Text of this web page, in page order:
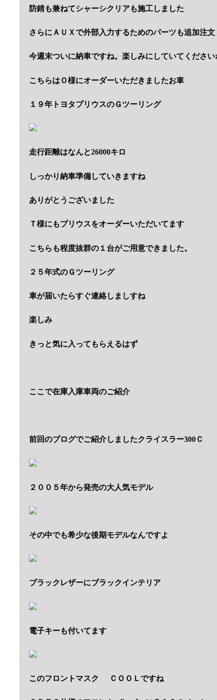
防錆も兼ねてシャーシクリアも施工しました
さらにＡＵＸで外部入力するためのパーツも追加注文
今週末ついに納車ですね。楽しみにしていてください
こちらはＯ様にオーダーいただきましたお車
１９年トヨタプリウスのＧツーリング
走行距離はなんと26000キロ
しっかり納車準備していきますね
ありがとうございました
Ｔ様にもプリウスをオーダーいただいてます
こちらも程度抜群の１台がご用意できました。
２５年式のＧツーリング
車が届いたらすぐ連絡しましすね
楽しみ
きっと気に入ってもらえるはず
ここで在庫入庫車両のご紹介
前回のブログでご紹介しましたクライスラー300Ｃ
２００５年から発売の大人気モデル
その中でも希少な後期モデルなんですよ
ブラックレザーにブラックインテリア
電子キーも付いてます
このフロントマスク ＣＯＯＬですね